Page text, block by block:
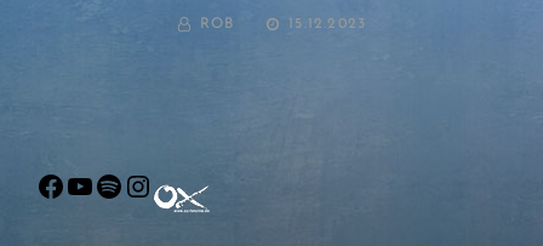
BY ROB
POSTED
15.12.2023
Facebook
YouTube
Spotify
Instagram